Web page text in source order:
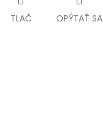
TLAČ OPÝTAŤ SA